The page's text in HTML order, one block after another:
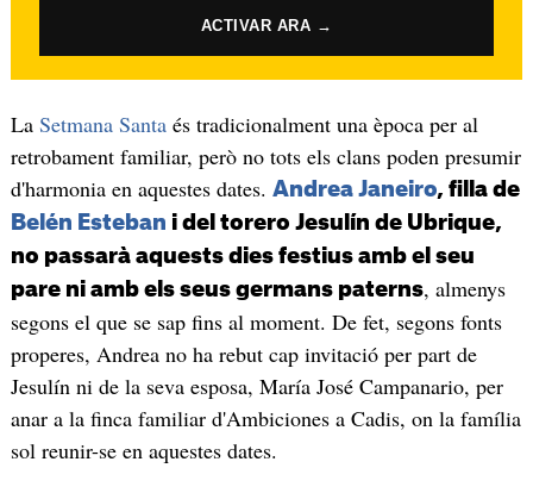
ACTIVAR ARA →
La Setmana Santaés tradicionalment una època per al
retrobament familiar, però no tots els clans poden presumir
d'harmonia en aquestes dates. Andrea Janeiro, filla de
Belén Esteban i del torero Jesulín de Ubrique,
no passarà aquests dies festius amb el seu
pare ni amb els seus germans paterns, almenys
segons el que se sap fins al moment. De fet, segons fonts
properes, Andrea no ha rebut cap invitació per part de
Jesulín ni de la seva esposa, María José Campanario, per
anar a la finca familiar d'Ambiciones a Cadis, on la família
sol reunir-se en aquestes dates.